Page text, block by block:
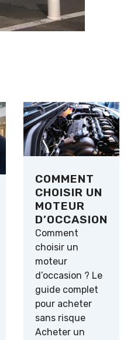
COMMENT
CHOISIR UN
MOTEUR
D’OCCASION
Comment
choisir un
moteur
d’occasion ? Le
guide complet
pour acheter
sans risque
Acheter un